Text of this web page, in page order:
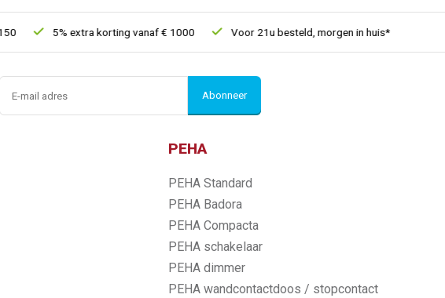
5% extra korting vanaf € 1000 Voor 21u besteld, morgen in huis*
Abonneer
PEHA
PEHA Standard
PEHA Badora
PEHA Compacta
PEHA schakelaar
PEHA dimmer
PEHA wandcontactdoos / stopcontact